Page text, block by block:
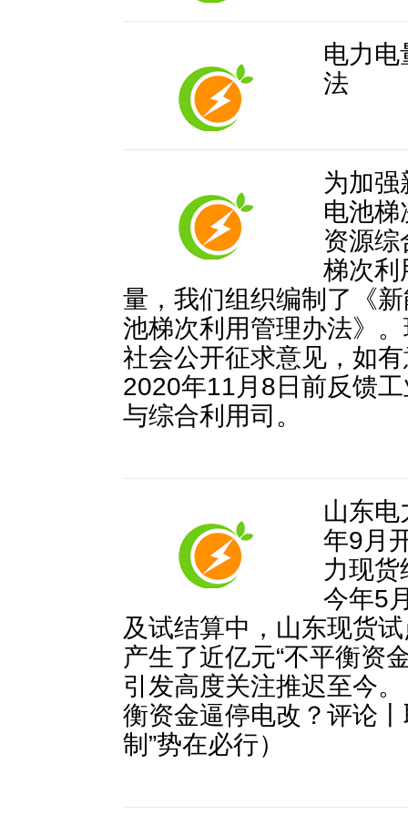
电力电
法
为加强
电池梯
资源综
梯次利
量，我们组织编制了《
池梯次利用管理办法》
社会公开征求意见，如
2020年11月8日前反馈
与综合利用司。
山东电
年9月
力现货
今年5
及试结算中，山东现货
产生了近亿元“不平衡资
引发高度关注推迟至今
衡资金逼停电改？评论
制”势在必行）